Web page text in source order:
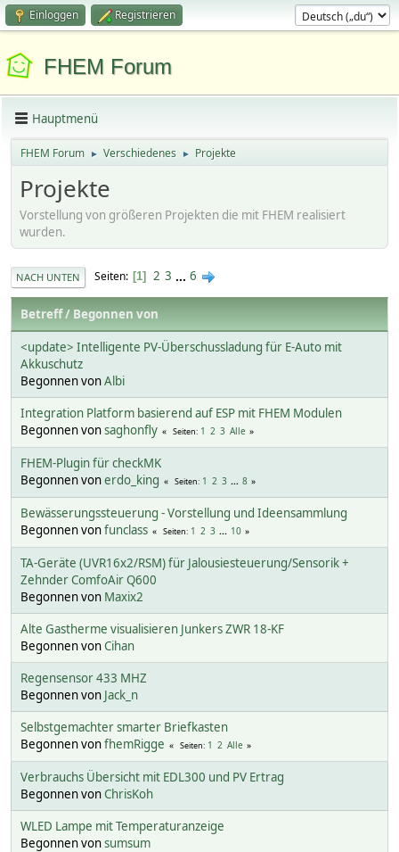
Einloggen Registrieren
FHEM Forum
Hauptmenü
FHEM Forum ► Verschiedenes ► Projekte
Projekte
Vorstellung von größeren Projekten die mit FHEM realisiert
wurden.
NACH UNTEN Seiten 1 2 3 ... 6
Betreff/ Begonnen von
<update> Intelligente PV-Überschussladung für E-Auto mit
Akkuschutz
Begonnen vonAlbi
Integration Platform basierend auf ESP mit FHEM Modulen
Begonnen vonsaghonfly Seiten 1 2 3 Alle
FHEM-Plugin für checkMK
Begonnen vonerdo_king Seiten 1 2 3 ... 8
Bewässerungssteuerung - Vorstellung und Ideensammlung
Begonnen vonfunclass Seiten 1 2 3 ... 10
TA-Geräte (UVR16x2/RSM) für Jalousiesteuerung/Sensorik +
Zehnder ComfoAir Q600
Begonnen von Maxix2
Alte Gastherme visualisieren Junkers ZWR 18-KF
Begonnen vonCihan
Regensensor 433 MHZ
Begonnen von Jack_n
Selbstgemachter smarter Briefkasten
Begonnen vonfhemRigge Seiten 1 2 Alle
Verbrauchs Übersicht mit EDL300 und PV Ertrag
Begonnen vonChrisKoh
WLED Lampe mit Temperaturanzeige
Begonnen vonsumsum